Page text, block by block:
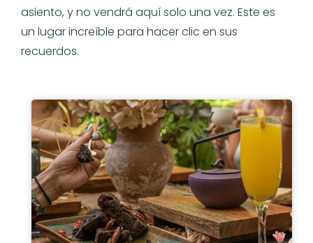
asiento, y no vendrá aquí solo una vez. Este es
un lugar increíble para hacer clic en sus
recuerdos.